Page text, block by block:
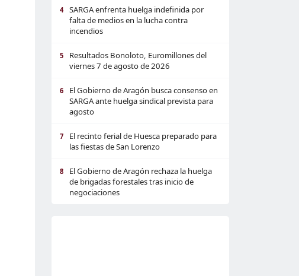
4
SARGA enfrenta huelga indefinida por
falta de medios en la lucha contra
incendios
5
Resultados Bonoloto, Euromillones del
viernes 7 de agosto de 2026
6
El Gobierno de Aragón busca consenso en
SARGA ante huelga sindical prevista para
agosto
7
El recinto ferial de Huesca preparado para
las fiestas de San Lorenzo
8
El Gobierno de Aragón rechaza la huelga
de brigadas forestales tras inicio de
negociaciones